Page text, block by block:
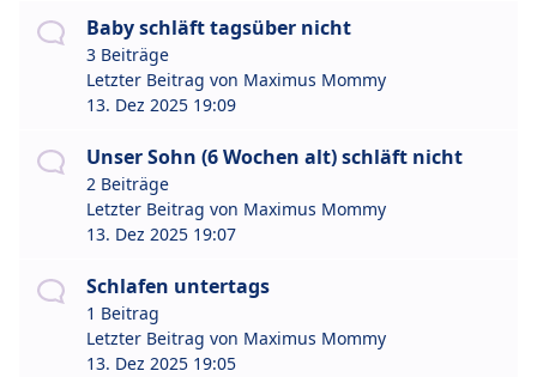
Baby schläft tagsüber nicht
3 Beiträge
Letzter Beitrag von Maximus Mommy
13. Dez 2025 19:09
Unser Sohn (6 Wochen alt) schläft nicht
2 Beiträge
Letzter Beitrag von Maximus Mommy
13. Dez 2025 19:07
Schlafen untertags
1 Beitrag
Letzter Beitrag von Maximus Mommy
13. Dez 2025 19:05